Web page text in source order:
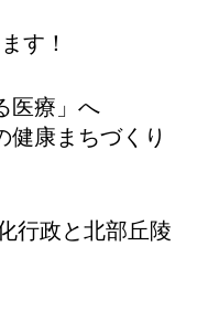
す！
医療」へ
健康まちづくり
行政と北部丘陵